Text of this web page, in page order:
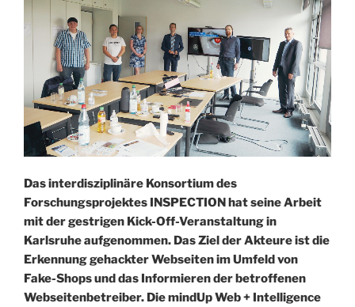
Das interdisziplinäre Konsortium des
Forschungsprojektes INSPECTION hat seine Arbeit
mit der gestrigen Kick-Off-Veranstaltung in
Karlsruhe aufgenommen. Das Ziel der Akteure ist die
Erkennung gehackter Webseiten im Umfeld von
Fake-Shops und das Informieren der betroffenen
Webseitenbetreiber. Die mindUp Web + Intelligence